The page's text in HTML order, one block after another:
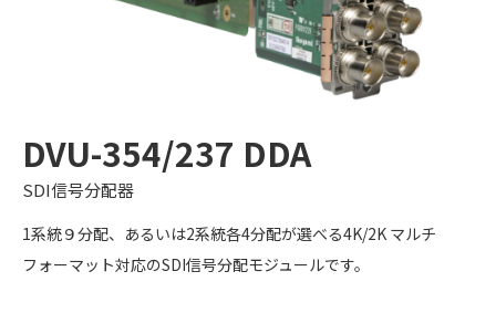
DVU-354/237 DDA
SDI信号分配器
1系統９分配、あるいは2系統各4分配が選べる4K/2K マルチ
フォーマット対応のSDI信号分配モジュールです。